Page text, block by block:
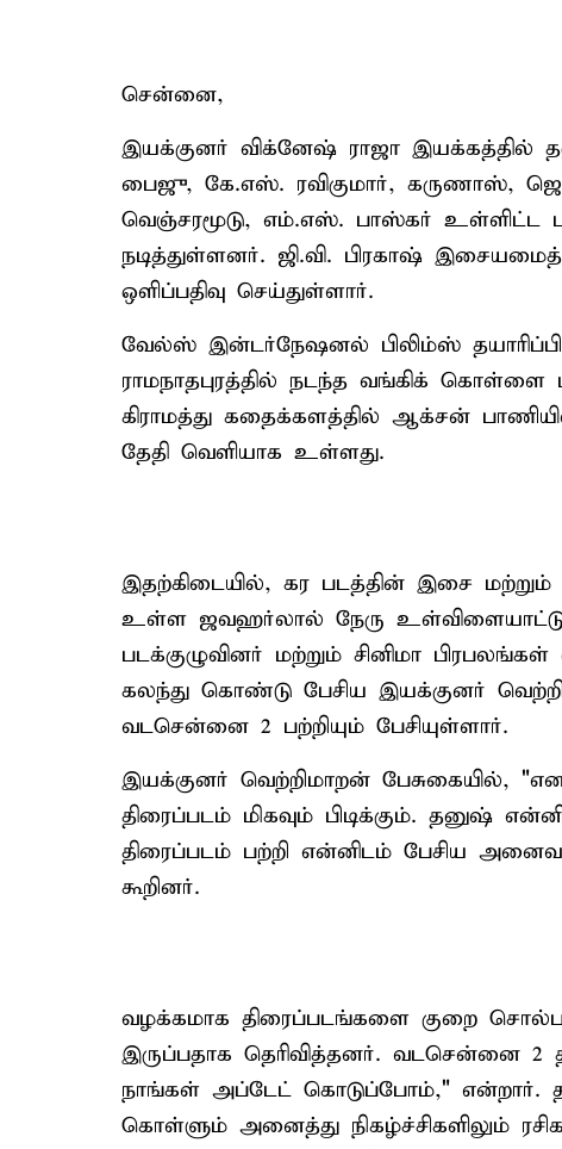
சென்னை,
இயக்குனர் விக்னேஷ் ராஜா இயக்கத்தில்
பைஜு, கே.எஸ். ரவிகுமார், கருணாஸ்,
வெஞ்சரமூடு, எம்.எஸ். பாஸ்கர் உள்ளிட்ட
நடித்துள்ளனர். ஜி.வி. பிரகாஷ்
ஒளிப்பதிவு செய்துள்ளார்.
வேல்ஸ் இன்டர்நேஷனல் பிலிம்ஸ்
ராமநாதபுரத்தில் நடந்த வங்கிக் கொள்ளை
கிராமத்து கதைக்களத்தில் ஆக்சன்
தேதி வெளியாக உள்ளது.
இதற்கிடையில், கர படத்தின் இசை மற்றும்
உள்ள ஜவஹர்லால் நேரு உள்விளையாட்டு
படக்குழுவினர் மற்றும் சினிமா
கலந்து கொண்டு பேசிய இயக்குனர்
வடசென்னை 2 பற்றியும் பேசியுள்ளார்.
இயக்குனர் வெற்றிமாறன் பேசுகையில்,
திரைப்படம் மிகவும் பிடிக்கும். தனுஷ்
திரைப்படம் பற்றி என்னிடம் பேசிய
கூறினர்.
வழக்கமாக திரைப்படங்களை குறை
இருப்பதாக தெரிவித்தனர். வடசென்னை 2
நாங்கள் அப்டேட் கொடுப்போம்," என்றார்.
கொள்ளும் அனைத்து நிகழ்ச்சிகளிலும்